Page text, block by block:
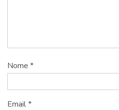
Nome *
Email*